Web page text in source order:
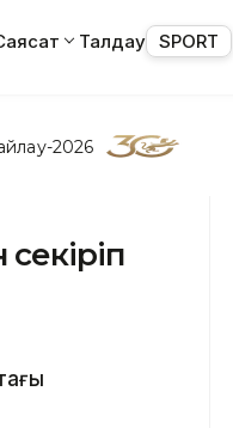
Талдау SPORT
2026